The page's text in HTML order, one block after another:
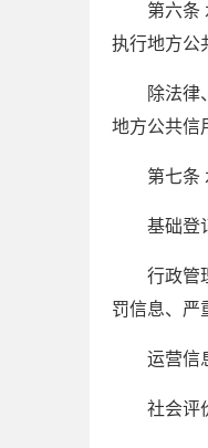
第六条
执行地方公
除法律
地方公共信
第七条
基础登
行政管
罚信息、严
运营信
社会评